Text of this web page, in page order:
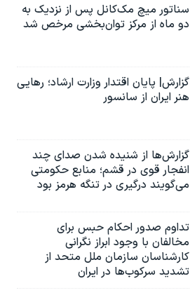
سناتور میچ مک‌کانل پس از نزدیک به
دو ماه از مرکز توان‌بخشی مرخص شد
گزارش| پایان اقتدار وزارت ارشاد؛ رهایی
هنر ایران از سانسور
گزارش‌ها از شنیده شدن صدای چند
انفجار قوی در قشم؛ منابع حکومتی
می‌گویند درگیری در تنگه هرمز بود
تداوم صدور احکام حبس برای
مخالفان با وجود ابراز نگرانی
کارشناسان سازمان ملل متحد از
تشدید سرکوب‌ها در ایران